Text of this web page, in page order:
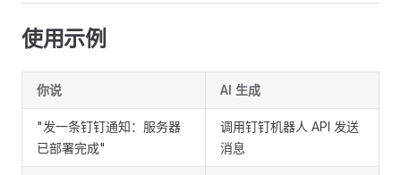
使用示例
你说 AI 生成
"发一条钉钉通知：服务器
已部署完成"
调用钉钉机器人 API 发送
消息